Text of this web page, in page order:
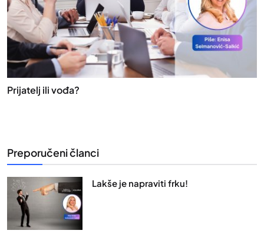
Prijatelj ili vođa?
Preporučeni članci
Lakše je napraviti frku!